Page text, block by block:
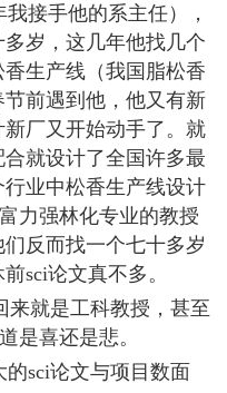
接手他的系主任），
岁，这几年他找几个
生产线（我国脂松香
前遇到他，他又有新
厂又开始动手了。就
就设计了全国许多最
业中松香生产线设计
力强林化专业的教授
反而找一个七十多岁
sci论文真不多。
就是工科教授，甚至
是喜还是悲。
sci论文与项目数面